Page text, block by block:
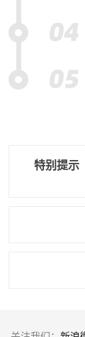
特别提示